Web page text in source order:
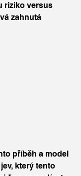
riziko versus
zahnutá
příběh a model
který tento